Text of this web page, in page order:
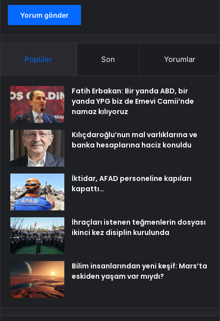
Popüler Son Yorumlar
Fatih Erbakan: Bir yanda ABD, bir
yanda YPG biz de Emevi Camii’nde
namaz kılıyoruz
Kılıçdaroğlu’nun mal varlıklarına ve
banka hesaplarına haciz konuldu
İktidar, AFAD personeline kapıları
kapattı…
İhraçları istenen teğmenlerin dosyası
ikinci kez disiplin kurulunda
Bilim insanlarından yeni keşif: Mars’ta
eskiden yaşam var mıydı?